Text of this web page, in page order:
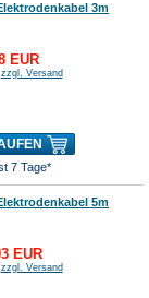
3m
EUR
zzgl. Versand
7 Tage*
5m
EUR
zzgl. Versand